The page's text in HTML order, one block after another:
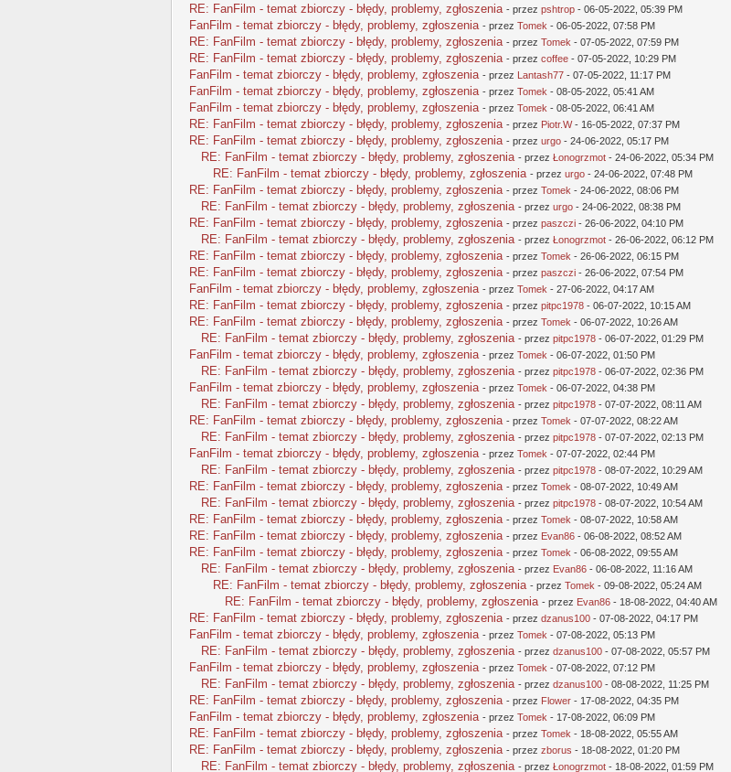
RE: FanFilm - temat zbiorczy - błędy, problemy, zgłoszenia - przez pshtrop - 06-05-2022, 05:39 PM
FanFilm - temat zbiorczy - błędy, problemy, zgłoszenia - przez Tomek - 06-05-2022, 07:58 PM
RE: FanFilm - temat zbiorczy - błędy, problemy, zgłoszenia - przez Tomek - 07-05-2022, 07:59 PM
RE: FanFilm - temat zbiorczy - błędy, problemy, zgłoszenia - przez coffee - 07-05-2022, 10:29 PM
FanFilm - temat zbiorczy - błędy, problemy, zgłoszenia - przez Lantash77 - 07-05-2022, 11:17 PM
FanFilm - temat zbiorczy - błędy, problemy, zgłoszenia - przez Tomek - 08-05-2022, 05:41 AM
FanFilm - temat zbiorczy - błędy, problemy, zgłoszenia - przez Tomek - 08-05-2022, 06:41 AM
RE: FanFilm - temat zbiorczy - błędy, problemy, zgłoszenia - przez Piotr.W- 16-05-2022, 07:37 PM
RE: FanFilm - temat zbiorczy - błędy, problemy, zgłoszenia - przez urgo - 24-06-2022, 05:17 PM
RE: FanFilm - temat zbiorczy - błędy, problemy, zgłoszenia - przez Łonogrzmot - 24-06-2022, 05:34 PM
RE: FanFilm - temat zbiorczy - błędy, problemy, zgłoszenia - przez urgo - 24-06-2022, 07:48 PM
RE: FanFilm - temat zbiorczy - błędy, problemy, zgłoszenia - przez Tomek - 24-06-2022, 08:06 PM
RE: FanFilm - temat zbiorczy - błędy, problemy, zgłoszenia - przez urgo - 24-06-2022, 08:38 PM
RE: FanFilm - temat zbiorczy - błędy, problemy, zgłoszenia - przez paszczi - 26-06-2022, 04:10 PM
RE: FanFilm - temat zbiorczy - błędy, problemy, zgłoszenia - przez Łonogrzmot - 26-06-2022, 06:12 PM
RE: FanFilm - temat zbiorczy - błędy, problemy, zgłoszenia - przez Tomek - 26-06-2022, 06:15 PM
RE: FanFilm - temat zbiorczy - błędy, problemy, zgłoszenia - przez paszczi - 26-06-2022, 07:54 PM
FanFilm - temat zbiorczy - błędy, problemy, zgłoszenia - przez Tomek - 27-06-2022, 04:17 AM
RE: FanFilm - temat zbiorczy - błędy, problemy, zgłoszenia - przez pitpc1978 - 06-07-2022, 10:15 AM
RE: FanFilm - temat zbiorczy - błędy, problemy, zgłoszenia - przez Tomek - 06-07-2022, 10:26 AM
RE: FanFilm - temat zbiorczy - błędy, problemy, zgłoszenia - przez pitpc1978 - 06-07-2022, 01:29 PM
FanFilm - temat zbiorczy - błędy, problemy, zgłoszenia - przez Tomek - 06-07-2022, 01:50 PM
RE: FanFilm - temat zbiorczy - błędy, problemy, zgłoszenia - przez pitpc1978 - 06-07-2022, 02:36 PM
FanFilm - temat zbiorczy - błędy, problemy, zgłoszenia - przez Tomek - 06-07-2022, 04:38 PM
RE: FanFilm - temat zbiorczy - błędy, problemy, zgłoszenia - przez pitpc1978 - 07-07-2022, 08:11 AM
RE: FanFilm - temat zbiorczy - błędy, problemy, zgłoszenia - przez Tomek - 07-07-2022, 08:22 AM
RE: FanFilm - temat zbiorczy - błędy, problemy, zgłoszenia - przez pitpc1978 - 07-07-2022, 02:13 PM
FanFilm - temat zbiorczy - błędy, problemy, zgłoszenia - przez Tomek - 07-07-2022, 02:44 PM
RE: FanFilm - temat zbiorczy - błędy, problemy, zgłoszenia - przez pitpc1978 - 08-07-2022, 10:29 AM
RE: FanFilm - temat zbiorczy - błędy, problemy, zgłoszenia - przez Tomek - 08-07-2022, 10:49 AM
RE: FanFilm - temat zbiorczy - błędy, problemy, zgłoszenia - przez pitpc1978 - 08-07-2022, 10:54 AM
RE: FanFilm - temat zbiorczy - błędy, problemy, zgłoszenia - przez Tomek - 08-07-2022, 10:58 AM
RE: FanFilm - temat zbiorczy - błędy, problemy, zgłoszenia - przez Evan86 - 06-08-2022, 08:52 AM
RE: FanFilm - temat zbiorczy - błędy, problemy, zgłoszenia - przez Tomek - 06-08-2022, 09:55 AM
RE: FanFilm - temat zbiorczy - błędy, problemy, zgłoszenia - przez Evan86 - 06-08-2022, 11:16 AM
RE: FanFilm - temat zbiorczy - błędy, problemy, zgłoszenia - przez Tomek - 09-08-2022, 05:24 AM
RE: FanFilm - temat zbiorczy - błędy, problemy, zgłoszenia - przez Evan86 - 18-08-2022, 04:40 AM
RE: FanFilm - temat zbiorczy - błędy, problemy, zgłoszenia - przez dzanus100 - 07-08-2022, 04:17 PM
FanFilm - temat zbiorczy - błędy, problemy, zgłoszenia - przez Tomek - 07-08-2022, 05:13 PM
RE: FanFilm - temat zbiorczy - błędy, problemy, zgłoszenia - przez dzanus100 - 07-08-2022, 05:57 PM
FanFilm - temat zbiorczy - błędy, problemy, zgłoszenia - przez Tomek - 07-08-2022, 07:12 PM
RE: FanFilm - temat zbiorczy - błędy, problemy, zgłoszenia - przez dzanus100 - 08-08-2022, 11:25 PM
RE: FanFilm - temat zbiorczy - błędy, problemy, zgłoszenia - przez Flower - 17-08-2022, 04:35 PM
FanFilm - temat zbiorczy - błędy, problemy, zgłoszenia - przez Tomek - 17-08-2022, 06:09 PM
RE: FanFilm - temat zbiorczy - błędy, problemy, zgłoszenia - przez Tomek - 18-08-2022, 05:55 AM
RE: FanFilm - temat zbiorczy - błędy, problemy, zgłoszenia - przez zborus - 18-08-2022, 01:20 PM
RE: FanFilm - temat zbiorczy - błędy, problemy, zgłoszenia - przez Łonogrzmot - 18-08-2022, 01:59 PM